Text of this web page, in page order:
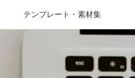
テンプレート・素材集